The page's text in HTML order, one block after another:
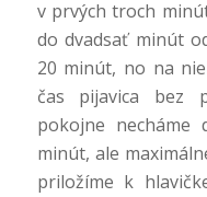
v prvých troch
do dvadsať minút
20 minút, no na
čas pijavica bez
pokojne
minút, ale
priložíme k